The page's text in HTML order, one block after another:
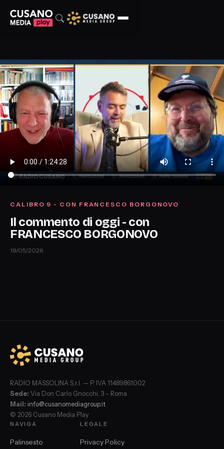
CALIBRO 9 - CON FRANCESCO BORGONOVO
Il commento di oggi - con
FRANCESCO BORGONOVO
19/05/2026
RADIO MASSOLINA S.r.l. — P. IVA 11489861002
Sede: Via Don Carlo Gnocchi, 3 – Roma
Mail: info@cusanomediagroup.it
© 2026 Cusano Media Play
NAVIGA
Palinsesto
LEGALE
Privacy Policy